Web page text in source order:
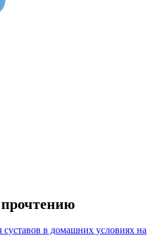
суставов в домашних условиях на